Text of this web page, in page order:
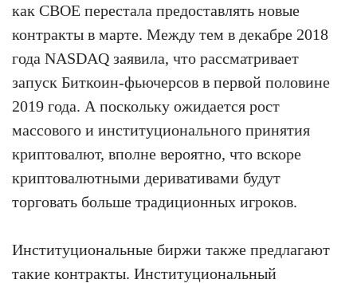
как CBOE перестала предоставлять новые
контракты в марте. Между тем в декабре 2018
года NASDAQ заявила, что рассматривает
запуск Биткоин-фьючерсов в первой половине
2019 года. А поскольку ожидается рост
массового и институционального принятия
криптовалют, вполне вероятно, что вскоре
криптовалютными деривативами будут
торговать больше традиционных игроков.
Институциональные биржи также предлагают
такие контракты. Институциональный